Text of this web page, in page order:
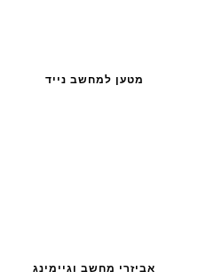
מטען למחשב נייד
אביזרי מחשב וגיימינג